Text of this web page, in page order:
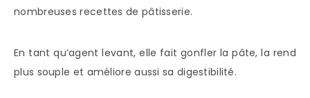
nombreuses recettes de pâtisserie.
En tant qu’agent levant, elle fait gonfler la pâte, la rend
plus souple et améliore aussi sa digestibilité.